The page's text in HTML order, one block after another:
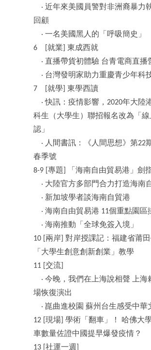
‧ 近年來美國員警對非洲裔暴力
回顧
‧ 一名美國黑人的「呼吸簡史」
6 [就業] 東成西就
‧ 直播帶貨初體驗 台青電商直播
‧ 台灣發明家助力重慶青少年科
7 [就學] 東學西讀
‧ 快訊：疫情影響，2020年大陸
科生（大學生）聯招報名改為「線
認」
‧ 人間書訊：《人間思想》第22
春季號
8-9 [專題] 「海南自由貿易港」劍
‧ 大陸官方多部門合力打造海南
‧ 新加坡學者談海南自貿港
‧ 海南自由貿易港 11個重點園區
‧ 海南推動「全球免簽入境」
10 [兩岸] 對岸授課記：福建省莆
「大學生創意創新創業」教學
11 [交流]
‧ 今晚，我們在上海說相聲 上海
場恢復演出
‧ 崑曲進校園 蘇州台生感受中華
12 [現場] 學術「翻車」！ 哈佛大
車數量佐證中國提早爆發疫情？
13 [社運一週]